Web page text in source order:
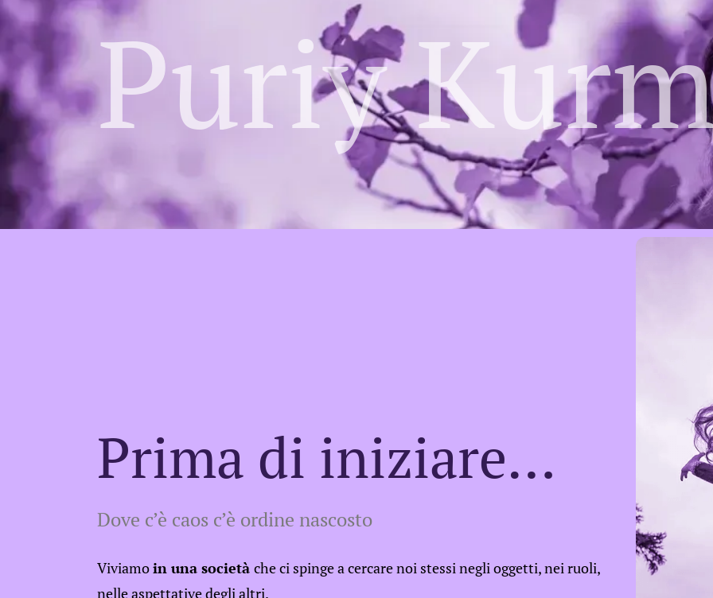
Puriy
Prima di iniziare…
Dove c’è caos c’è ordine nascosto
Viviamoin una società che ci spinge a cercare noi stessi negli oggetti, nei ruoli,
nelle aspettative degli altri.